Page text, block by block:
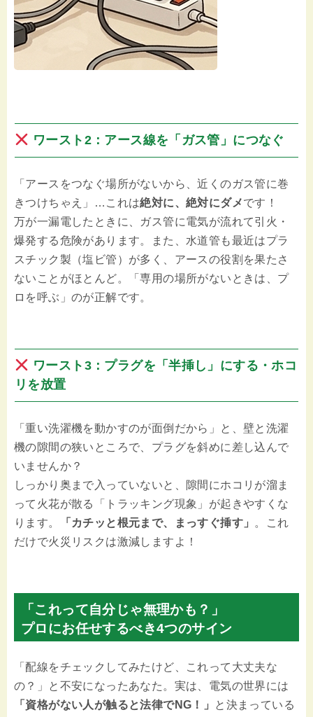
ワースト2：アース線を「ガス管」につなぐ
「アースをつなぐ場所がないから、近くのガス管に巻
きつけちゃえ」…これは絶対に、絶対にダメです！
万が一漏電したときに、ガス管に電気が流れて引火・
爆発する危険があります。また、水道管も最近はプラ
スチック製（塩ビ管）が多く、アースの役割を果たさ
ないことがほとんど。「専用の場所がないときは、プ
ロを呼ぶ」のが正解です。
ワースト3：プラグを「半挿し」にする・ホコ
リを放置
「重い洗濯機を動かすのが面倒だから」と、壁と洗濯
機の隙間の狭いところで、プラグを斜めに差し込んで
いませんか？
しっかり奥まで入っていないと、隙間にホコリが溜ま
って火花が散る「トラッキング現象」が起きやすくな
ります。
「カチッと根元まで、まっすぐ挿す」 。これ
だけで火災リスクは激減しますよ！
「これって自分じゃ無理かも？」
プロにお任せするべき4つのサイン
「配線をチェックしてみたけど、これって大丈夫な
の？」と不安になったあなた。実は、電気の世界には
「資格がない人が触ると法律でNG！」
と決まっている